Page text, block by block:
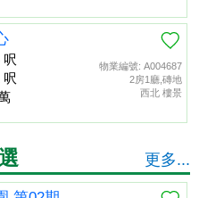
物業編號: A004687
2房1廳,磚地
西北 樓景
更多...